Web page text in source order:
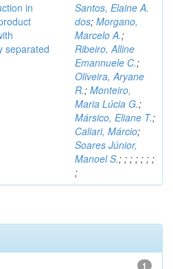
in
separated
Santos, Elaine A.
dos; Morgano,
Marcelo A.;
Ribeiro, Alline
Emannuele C.;
Oliveira, Aryane
R.; Monteiro,
Maria Lúcia G.;
Mársico, Eliane T.;
Caliari, Márcio;
Soares Júnior,
Manoel S.; ; ; ; ; ; ;
;
1